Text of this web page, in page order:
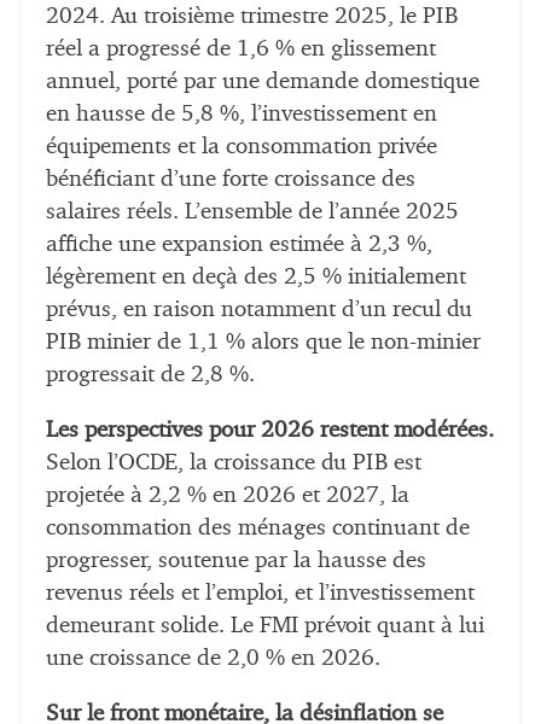
2024. Au troisième trimestre 2025, le PIB
réel a progressé de 1,6 % en glissement
annuel, porté par une demande domestique
en hausse de 5,8 %, l’investissement en
équipements et la consommation privée
bénéficiant d’une forte croissance des
salaires réels. L’ensemble de l’année 2025
affiche une expansion estimée à 2,3 %,
légèrement en deçà des 2,5 % initialement
prévus, en raison notamment d’un recul du
PIB minier de 1,1 % alors que le non-minier
progressait de 2,8 %.
Les perspectives pour 2026 restent modérées.
Selon l’OCDE, la croissance du PIB est
projetée à 2,2 % en 2026 et 2027, la
consommation des ménages continuant de
progresser, soutenue par la hausse des
revenus réels et l’emploi, et l’investissement
demeurant solide. Le FMI prévoit quant à lui
une croissance de 2,0 % en 2026.
Sur le front monétaire, la désinflation se